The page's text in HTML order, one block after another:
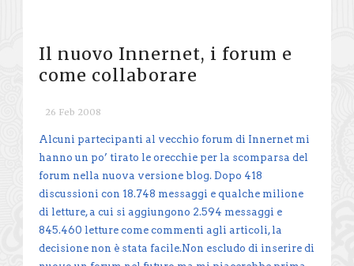
Il nuovo Innernet, i forum e
come collaborare
26 Feb 2008
Alcuni partecipanti al vecchio forum di Innernet mi
hanno un po’ tirato le orecchie per la scomparsa del
forum nella nuova versione blog. Dopo 418
discussioni con 18.748 messaggi e qualche milione
di letture, a cui si aggiungono 2.594 messaggi e
845.460 letture come commenti agli articoli, la
decisione non è stata facile.Non escludo di inserire di